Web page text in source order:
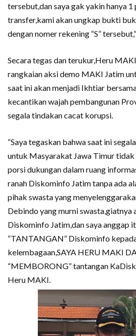
tersebut,dan saya gak yakin hanya 1
transfer,kami akan ungkap bukti
dengan nomer rekening “S”
Secara tegas dan terukur,Heru
rangkaian aksi demo MAKI Jatim
saat ini akan menjadi Ikhtiar
kecantikan wajah pembangunan
segala tindakan cacat korupsi.
“Saya tegaskan bahwa saat ini
untuk Masyarakat Jawa Timur tidak
porsi dukungan dalam ruang
ranah Diskominfo Jatim tanpa ada
pihak swasta yang
Debindo yang murni swasta,giatnya
Diskominfo Jatim,dan saya anggap
“TANTANGAN” Diskominfo
kelembagaan,SAYA HERU MAKI
“MEMBORONG” tantangan
Heru MAKI.